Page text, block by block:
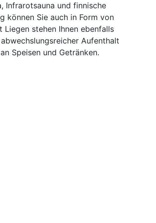
Infrarotsauna und finnische
können Sie auch in Form von
stehen Ihnen ebenfalls
Aufenthalt
Speisen und Getränken.